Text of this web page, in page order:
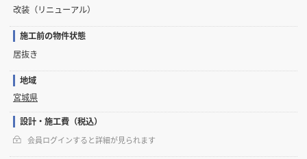
改装（リニューアル）
施工前の物件状態
居抜き
地域
宮城県
設計・施工費（税込）
会員ログインすると詳細が見られます